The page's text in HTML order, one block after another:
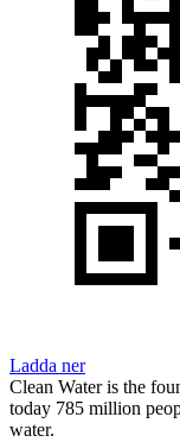
Ladda ner
Clean Water is the
today 785 million
water.